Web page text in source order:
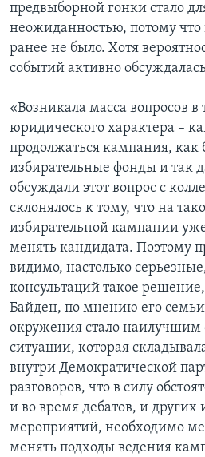
предвыборной гонки стало
неожиданностью, потому что
ранее не было. Хотя
событий активно
«Возникала масса вопросов в
юридического характера –
продолжаться кампания, как
избирательные фонды и так
обсуждали этот вопрос с
склонялось к тому, что на
избирательной кампании
менять кандидата. Поэтому
видимо, настолько
консультаций такое
Байден, по мнению его
окружения стало наилучшим
ситуации, которая
внутри Демократической
разговоров, что в силу
и во время дебатов, и других
мероприятий, необходимо
менять подходы ведения